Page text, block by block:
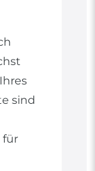
sind
für